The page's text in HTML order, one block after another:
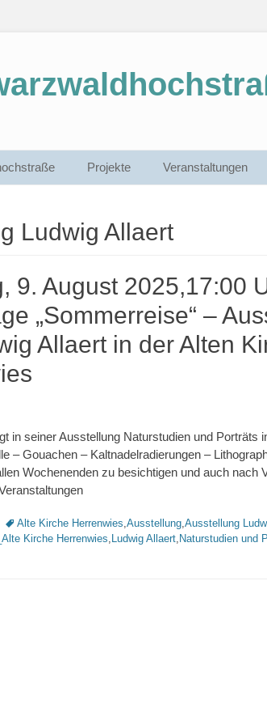
Projekte Veranstaltungen
Ludwig Allaert
9. August 2025,17:00
„Sommerreise“ –
Allaert in der Alten
in seiner Ausstellung Naturstudien und Porträts
– Gouachen – Kaltnadelradierungen –
Wochenenden zu besichtigen und auch nach
Schlagworte
Alte Kirche Herrenwies,Ausstellung,Ausstellung
Kirche Herrenwies, Ludwig Allaert, Naturstudien und